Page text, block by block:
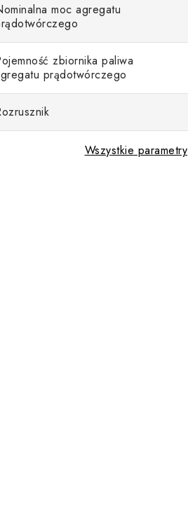
moc agregatu
zbiornika paliwa
prądotwórczego
Wszystkie parametry